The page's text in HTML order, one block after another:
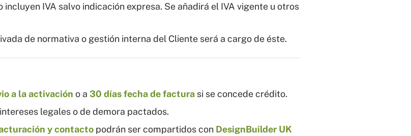
incluyen IVA salvo indicación expresa. Se añadirá el IVA vigente u otros
de normativa o gestión interna del Cliente será a cargo de éste.
a la activación o a 30 días fecha de factura si se concede crédito.
legales o de demora pactados.
y contacto podrán ser compartidos con DesignBuilder UK